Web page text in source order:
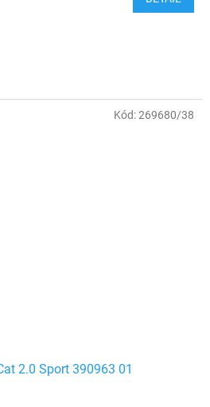
2.0 Sport 390963 01
Kód:269680/38